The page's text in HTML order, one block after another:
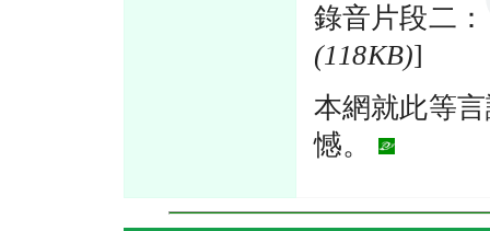
錄音片段二：
(118KB)]
本網就此等
憾。